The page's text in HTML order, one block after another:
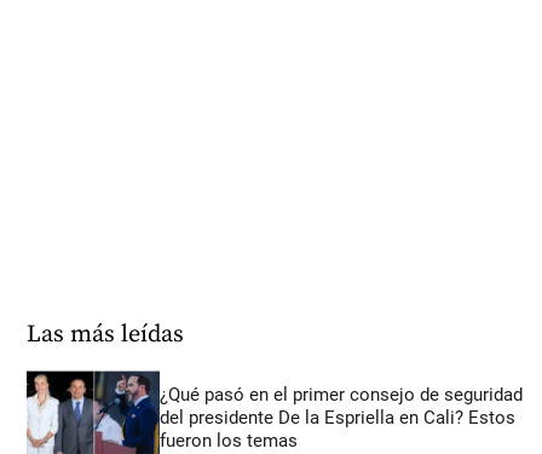
Las más leídas
¿Qué pasó en el primer consejo de seguridad
del presidente De la Espriella en Cali? Estos
fueron los temas